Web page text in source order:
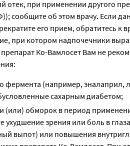
отек, при применении другого
сообщите об этом врачу. Если
его прием, обратитесь к
при котором надпочечники
Ко-Вамлосет Вам не
(например, эналаприл,
сахарным диабетом;
(или) обморок в период
ухудшение зрения или боль в
выпот) или повышения